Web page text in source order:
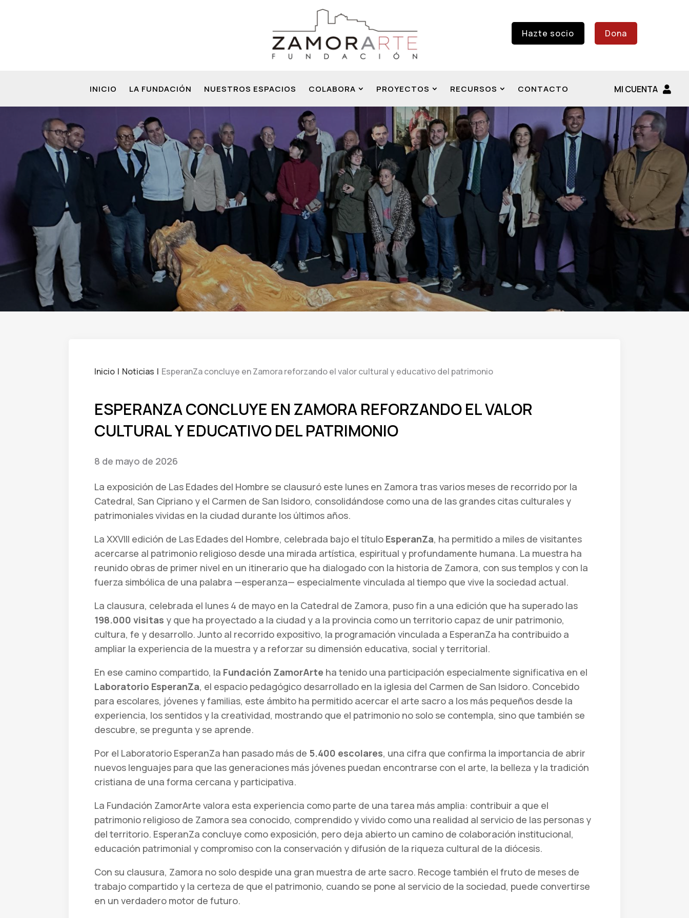
Hazte socio Dona
INICIO LA FUNDACIÓN NUESTROS ESPACIOS COLABORA PROYECTOS RECURSOS CONTACTO MI CUENTA
Inicio Noticias EsperanZa concluye en Zamora reforzando el valor cultural y educativo del patrimonio
ESPERANZA CONCLUYE EN ZAMORA REFORZANDO EL VALOR
CULTURAL Y EDUCATIVO DEL PATRIMONIO
8 de mayo de 2026
La exposición de Las Edades del Hombre se clausuró este lunes en Zamora tras varios meses de recorrido por la
Catedral, San Cipriano y el Carmen de San Isidoro, consolidándose como una de las grandes citas culturales y
patrimoniales vividas en la ciudad durante los últimos años.
La XXVIII edición de Las Edades del Hombre, celebrada bajo el título EsperanZa, ha permitido a miles de visitantes
acercarse al patrimonio religioso desde una mirada artística, espiritual y profundamente humana. La muestra ha
reunido obras de primer nivel en un itinerario que ha dialogado con la historia de Zamora, con sus templos y con la
fuerza simbólica de una palabra —esperanza— especialmente vinculada al tiempo que vive la sociedad actual.
La clausura, celebrada el lunes 4 de mayo en la Catedral de Zamora, puso fin a una edición que ha superado las
198.000 visitas y que ha proyectado a la ciudad y a la provincia como un territorio capaz de unir patrimonio,
cultura, fe y desarrollo. Junto al recorrido expositivo, la programación vinculada a EsperanZa ha contribuido a
ampliar la experiencia de la muestra y a reforzar su dimensión educativa, social y territorial.
En ese camino compartido, la Fundación ZamorArte ha tenido una participación especialmente significativa en el
Laboratorio EsperanZa, el espacio pedagógico desarrollado en la iglesia del Carmen de San Isidoro. Concebido
para escolares, jóvenes y familias, este ámbito ha permitido acercar el arte sacro a los más pequeños desde la
experiencia, los sentidos y la creatividad, mostrando que el patrimonio no solo se contempla, sino que también se
descubre, se pregunta y se aprende.
Por el Laboratorio EsperanZa han pasado más de 5.400 escolares, una cifra que confirma la importancia de abrir
nuevos lenguajes para que las generaciones más jóvenes puedan encontrarse con el arte, la belleza y la tradición
cristiana de una forma cercana y participativa.
La Fundación ZamorArte valora esta experiencia como parte de una tarea más amplia: contribuir a que el
patrimonio religioso de Zamora sea conocido, comprendido y vivido como una realidad al servicio de las personas y
del territorio. EsperanZa concluye como exposición, pero deja abierto un camino de colaboración institucional,
educación patrimonial y compromiso con la conservación y difusión de la riqueza cultural de la diócesis.
Con su clausura, Zamora no solo despide una gran muestra de arte sacro. Recoge también el fruto de meses de
trabajo compartido y la certeza de que el patrimonio, cuando se pone al servicio de la sociedad, puede convertirse
en un verdadero motor de futuro.